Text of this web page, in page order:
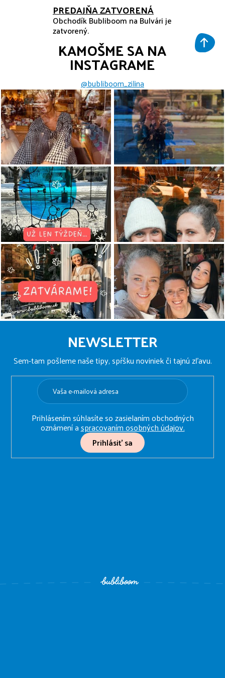
PREDAJŇA ZATVORENÁ
Obchodík Bubliboom na Bulvári je
zatvorený.
KAMOŠME SA NA
INSTAGRAME
@bubliboom_zilina
Z
NEWSLETTER
Sem-tam pošleme naše tipy, spŕšku noviniek či tajnú zľavu.
Prihlásením súhlasíte so zasielaním obchodných
oznámení aspracovaním osobných údajov.
Prihlásiť sa